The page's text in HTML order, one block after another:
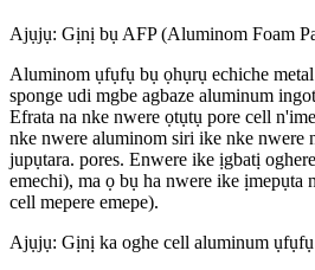
Ajụjụ: Gịnị bụ AFP (Aluminom Foam
Aluminom ụfụfụ bụ ọhụrụ echiche
sponge udi mgbe agbaze aluminum
Efrata na nke nwere ọtụtụ pore cell
nke nwere aluminom siri ike nke nwere
jupụtara. pores. Enwere ike ịgbatị
emechi), ma ọ bụ ha nwere ike
cell mepere emepe).
Ajụjụ: Gịnị ka oghe cell aluminum ụfụfụ